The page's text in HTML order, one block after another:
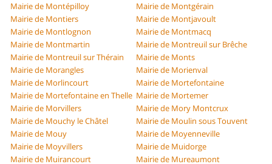
Mairie de Montépilloy
Mairie de Montgérain
Mairie de Montiers
Mairie de Montjavoult
Mairie de Montlognon
Mairie de Montmacq
Mairie de Montmartin
Mairie de Montreuil sur Brêche
Mairie de Montreuil sur Thérain
Mairie de Monts
Mairie de Morangles
Mairie de Morienval
Mairie de Morlincourt
Mairie de Mortefontaine
Mairie de Mortefontaine en Thelle Mairie de Mortemer
Mairie de Morvillers
Mairie de Mory Montcrux
Mairie de Mouchy le Châtel
Mairie de Moulin sous Touvent
Mairie de Mouy
Mairie de Moyenneville
Mairie de Moyvillers
Mairie de Muidorge
Mairie de Muirancourt
Mairie de Mureaumont